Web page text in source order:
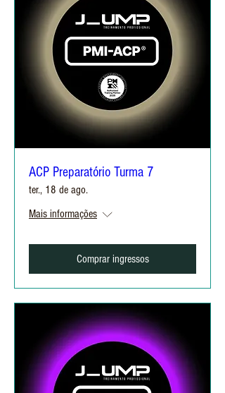
ACP Preparatório Turma 7
ter., 18 de ago.
Mais informações
Comprar ingressos